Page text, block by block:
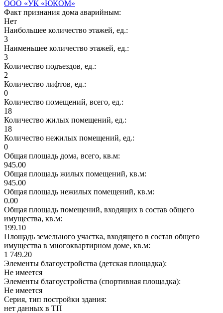
ООО «УК «ЮКОМ»
Факт признания дома аварийным:
Нет
Наибольшее количество этажей, ед.:
3
Наименьшее количество этажей, ед.:
3
Количество подъездов, ед.:
2
Количество лифтов, ед.:
0
Количество помещений, всего, ед.:
18
Количество жилых помещений, ед.:
18
Количество нежилых помещений, ед.:
0
Общая площадь дома, всего, кв.м:
945.00
Общая площадь жилых помещений, кв.м:
945.00
Общая площадь нежилых помещений, кв.м:
0.00
Общая площадь помещений, входящих в состав общего
имущества, кв.м:
199.10
Площадь земельного участка, входящего в состав общего
имущества в многоквартирном доме, кв.м:
1 749.20
Элементы благоустройства (детская площадка):
Не имеется
Элементы благоустройства (спортивная площадка):
Не имеется
Серия, тип постройки здания:
нет данных в ТП